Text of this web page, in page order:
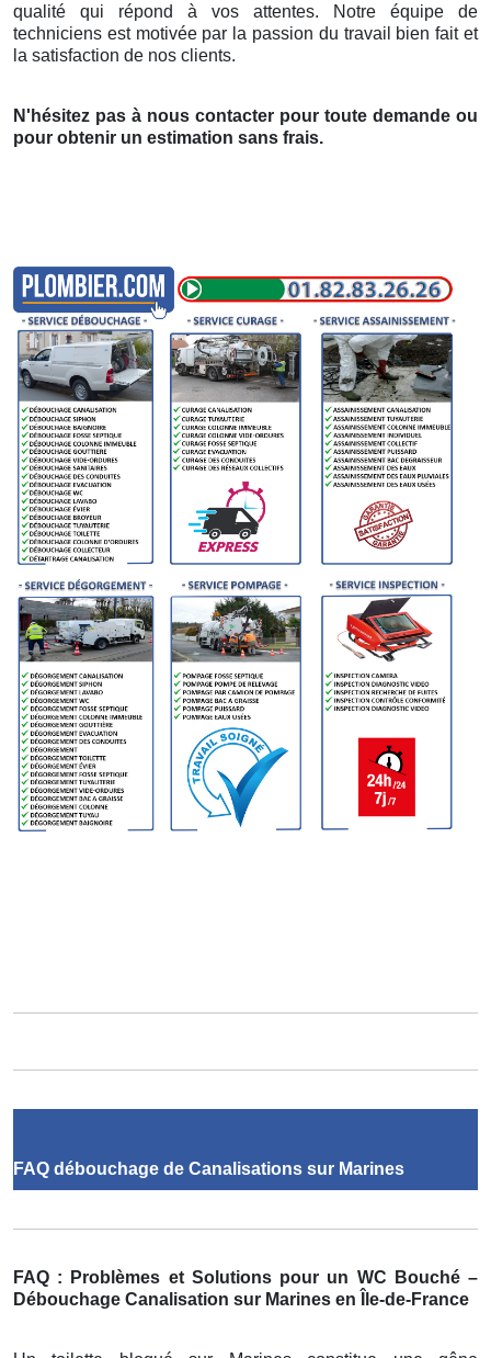
qualité qui répond à vos attentes. Notre équipe de
techniciens est motivée par la passion du travail bien fait et
la satisfaction de nos clients.
N'hésitez pas à nous contacter pour toute demande ou
pour obtenir un estimation sans frais.
FAQ débouchage de Canalisations sur Marines
FAQ : Problèmes et Solutions pour un WC Bouché –
Débouchage Canalisation sur Marines en Île-de-France